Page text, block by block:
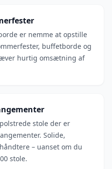
er nemme at opstille
buffetborde og
hurtig omsætning af
stole der er
Solide,
– uanset om du
stole.